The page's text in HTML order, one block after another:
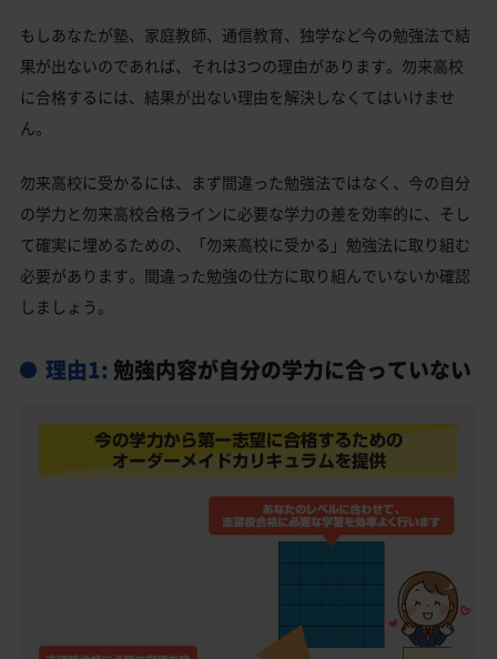
勿来高校と偏差値が近い公立高校一覧
いわき市の他の公立高校
いわき市の他の私立高校
勿来高校受験生からのよくある質問
もしあなたが塾、家庭教師、通信教育、独学など今の勉強法で結
果が出ないのであれば、それは3つの理由があります。勿来高校
に合格するには、結果が出ない理由を解決しなくてはいけませ
ん。
勿来高校に受かるには、まず間違った勉強法ではなく、今の自分
の学力と勿来高校合格ラインに必要な学力の差を効率的に、そし
て確実に埋めるための、「勿来高校に受かる」勉強法に取り組む
必要があります。間違った勉強の仕方に取り組んでいないか確認
しましょう。
理由1: 勉強内容が自分の学力に合っていない